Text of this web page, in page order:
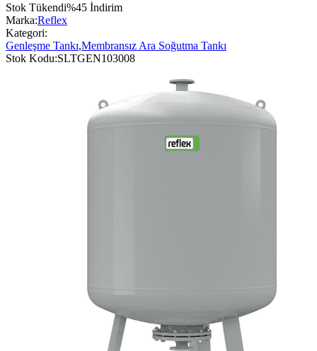
Stok Tükendi%45 İndirim
Marka:Reflex
Kategori:
Genleşme Tankı,Membransız Ara Soğutma Tankı
Stok Kodu:SLTGEN103008